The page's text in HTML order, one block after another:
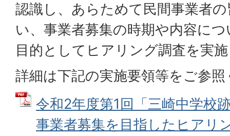
認識し、あらためて民間事業者
い、事業者募集の時期や内容に
目的としてヒアリング調査を実
詳細は下記の実施要領等をご参
令和2年度第1回「三崎中学校
事業者募集を目指したヒアリ